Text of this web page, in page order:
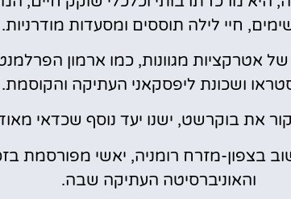
חיי לילה תוססים ומסעדות מודרניות.
אטרקציות מגוונות, כמו ארמון
ושכונת ליפסקאני העתיקה והקוסמת.
את בוקרשט, ישנו יעד נוסף שכדאי
בצפון-מזרח רומניה, יאשי מפורסמת
והאוניברסיטה העתיקה שבה.